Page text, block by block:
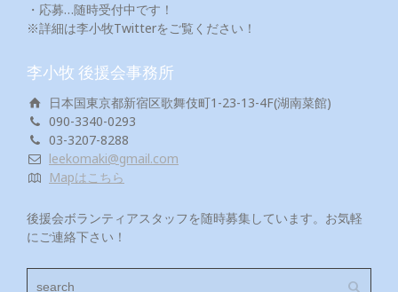
・応募…随時受付中です！
※詳細は李小牧Twitterをご覧ください！
李小牧 後援会事務所
日本国東京都新宿区歌舞伎町1-23-13-4F(湖南菜館)
090-3340-0293
03-3207-8288
leekomaki@gmail.com
Mapはこちら
後援会ボランティアスタッフを随時募集しています。お気軽
にご連絡下さい！